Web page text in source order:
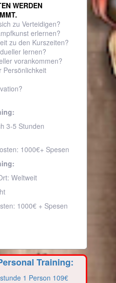
WERDEN
zu Verteidigen?
erlernen?
zu den Kurszeiten?
lernen?
vorankommen?
Persönlichkeit
3-5 Stunden
1000€+ Spesen
Weltweit
1000€ + Spesen
Training:
1 Person 109€